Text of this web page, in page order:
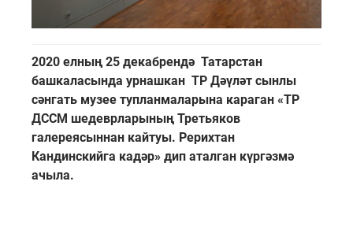
2020 елның 25 декабрендә Татарстан
башкаласында урнашкан ТР Дәүләт сынлы
сәнгать музее тупланмаларына караган «ТР
ДССМ шедеврларының Третьяков
галереясыннан кайтуы. Рерихтан
Кандинскийга кадәр» дип аталган күргәзмә
ачыла.